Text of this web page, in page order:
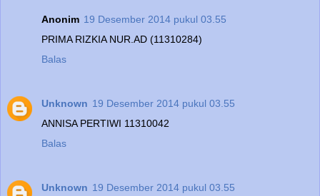
Anonim 19 Desember 2014 pukul 03.55
PRIMA RIZKIA NUR.AD (11310284)
Balas
Unknown 19 Desember 2014 pukul 03.55
ANNISA PERTIWI 11310042
Balas
Unknown 19 Desember 2014 pukul 03.55